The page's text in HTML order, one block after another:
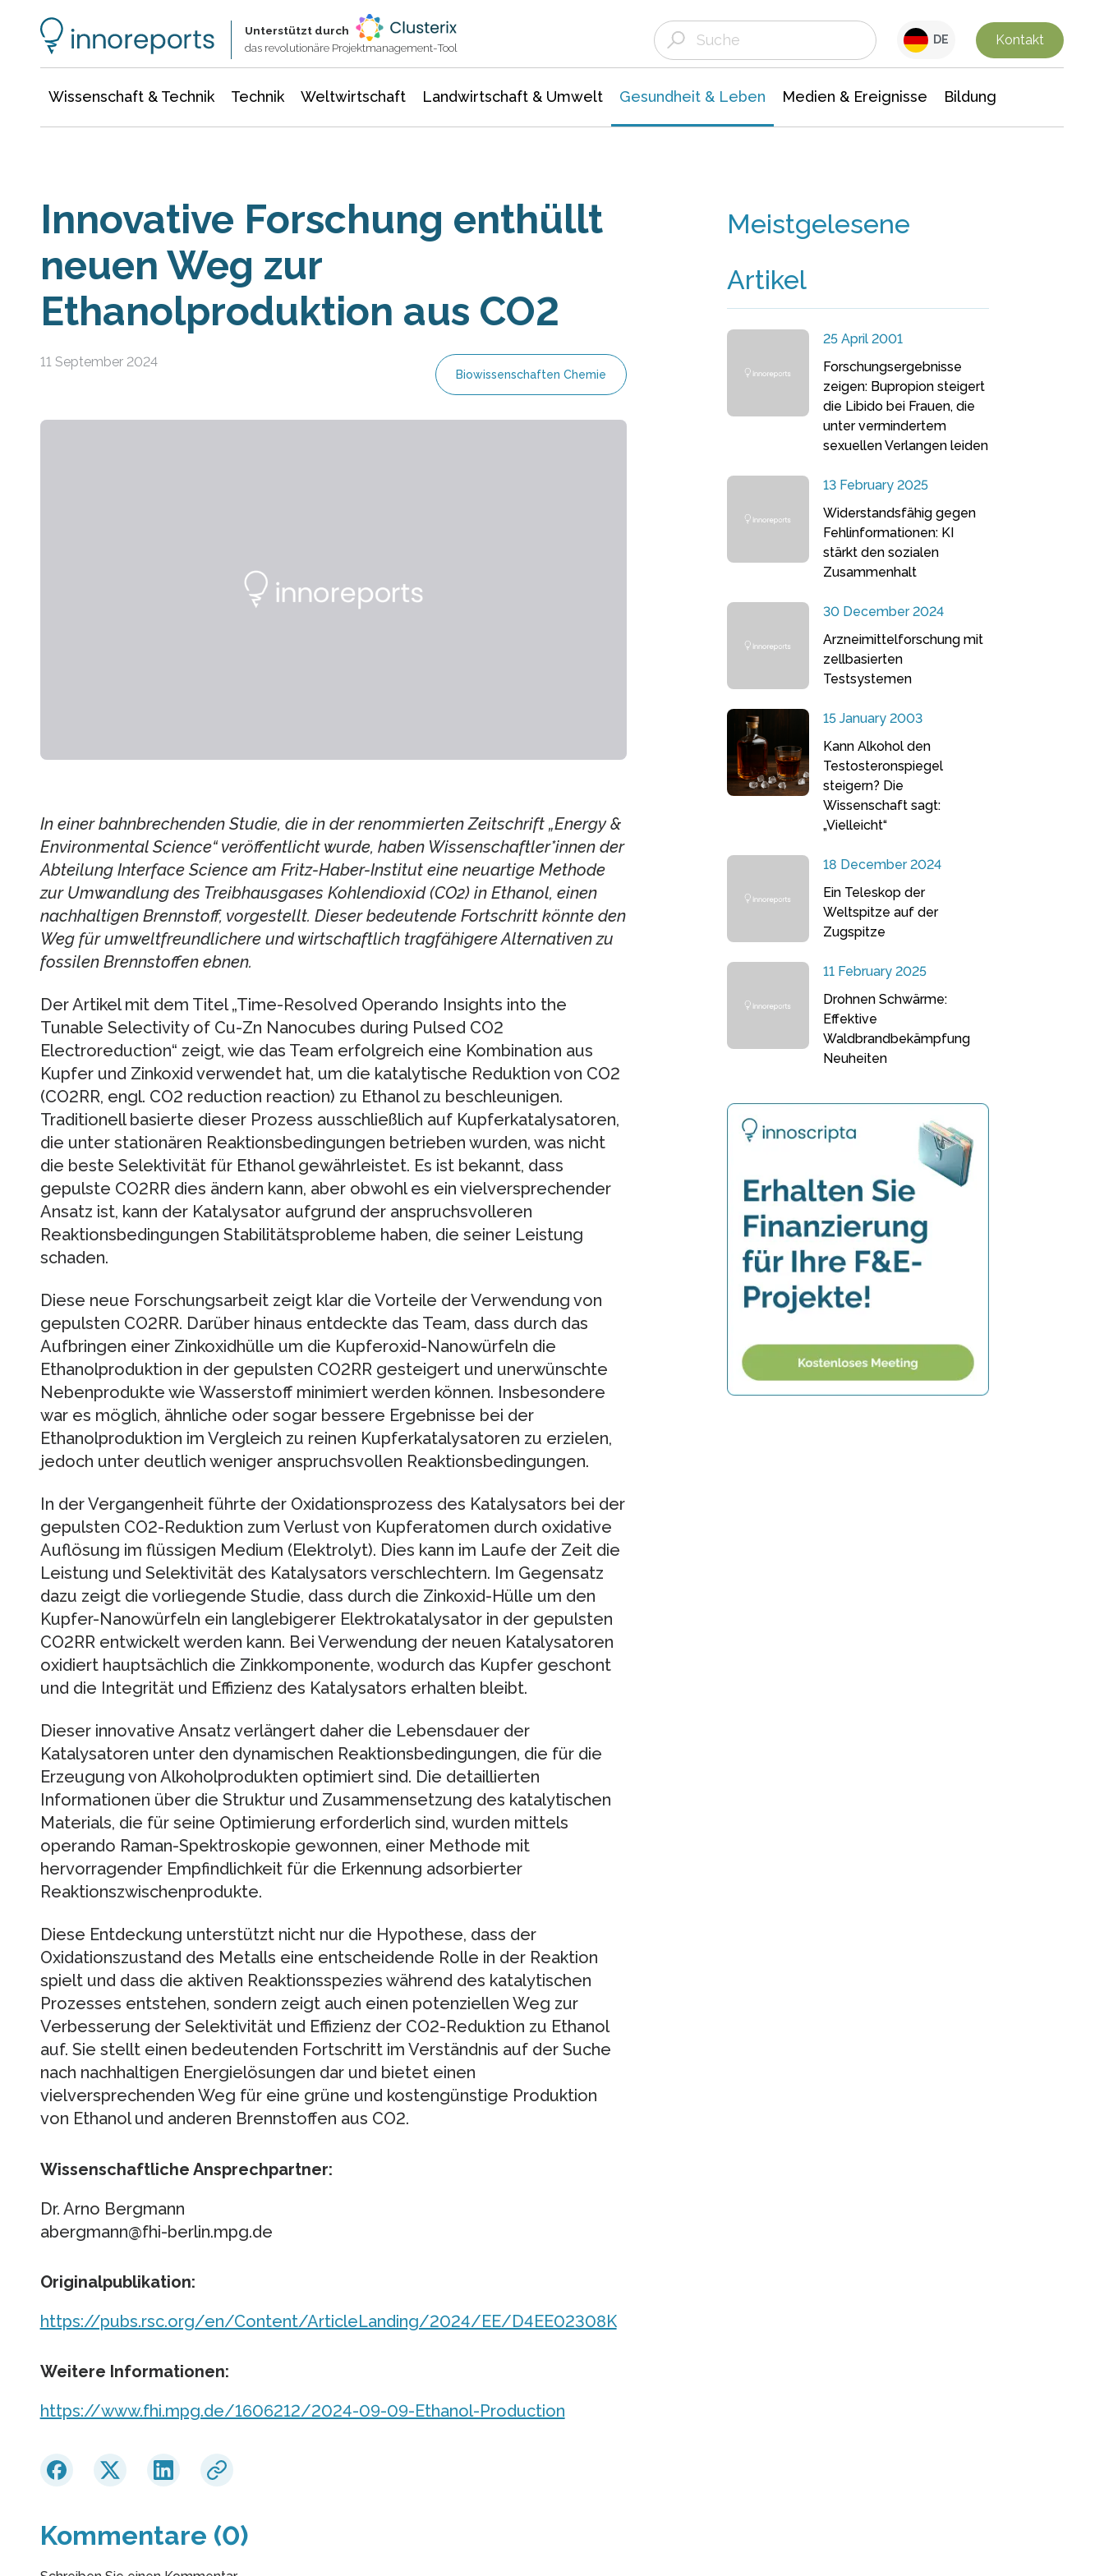
Unterstützt durch
das revolutionäre Projektmanagement-Tool
DE Kontakt
Wissenschaft & Technik Technik Weltwirtschaft Landwirtschaft & Umwelt Gesundheit & Leben Medien & Ereignisse Bildung
Innovative Forschung enthüllt
neuen Weg zur
Ethanolproduktion aus CO2
11 September 2024
Biowissenschaften Chemie
In einer bahnbrechenden Studie, die in der renommierten Zeitschrift „Energy &
Environmental Science“ veröffentlicht wurde, haben Wissenschaftler*innen der
Abteilung Interface Science am Fritz-Haber-Institut eine neuartige Methode
zur Umwandlung des Treibhausgases Kohlendioxid (CO2) in Ethanol, einen
nachhaltigen Brennstoff, vorgestellt. Dieser bedeutende Fortschritt könnte den
Weg für umweltfreundlichere und wirtschaftlich tragfähigere Alternativen zu
fossilen Brennstoffen ebnen.
Der Artikel mit dem Titel „Time-Resolved Operando Insights into the
Tunable Selectivity of Cu-Zn Nanocubes during Pulsed CO2
Electroreduction“ zeigt, wie das Team erfolgreich eine Kombination aus
Kupfer und Zinkoxid verwendet hat, um die katalytische Reduktion von CO2
(CO2RR, engl. CO2 reduction reaction) zu Ethanol zu beschleunigen.
Traditionell basierte dieser Prozess ausschließlich auf Kupferkatalysatoren,
die unter stationären Reaktionsbedingungen betrieben wurden, was nicht
die beste Selektivität für Ethanol gewährleistet. Es ist bekannt, dass
gepulste CO2RR dies ändern kann, aber obwohl es ein vielversprechender
Ansatz ist, kann der Katalysator aufgrund der anspruchsvolleren
Reaktionsbedingungen Stabilitätsprobleme haben, die seiner Leistung
schaden.
Diese neue Forschungsarbeit zeigt klar die Vorteile der Verwendung von
gepulsten CO2RR. Darüber hinaus entdeckte das Team, dass durch das
Aufbringen einer Zinkoxidhülle um die Kupferoxid-Nanowürfeln die
Ethanolproduktion in der gepulsten CO2RR gesteigert und unerwünschte
Nebenprodukte wie Wasserstoff minimiert werden können. Insbesondere
war es möglich, ähnliche oder sogar bessere Ergebnisse bei der
Ethanolproduktion im Vergleich zu reinen Kupferkatalysatoren zu erzielen,
jedoch unter deutlich weniger anspruchsvollen Reaktionsbedingungen.
In der Vergangenheit führte der Oxidationsprozess des Katalysators bei der
gepulsten CO2-Reduktion zum Verlust von Kupferatomen durch oxidative
Auflösung im flüssigen Medium (Elektrolyt). Dies kann im Laufe der Zeit die
Leistung und Selektivität des Katalysators verschlechtern. Im Gegensatz
dazu zeigt die vorliegende Studie, dass durch die Zinkoxid-Hülle um den
Kupfer-Nanowürfeln ein langlebigerer Elektrokatalysator in der gepulsten
CO2RR entwickelt werden kann. Bei Verwendung der neuen Katalysatoren
oxidiert hauptsächlich die Zinkkomponente, wodurch das Kupfer geschont
und die Integrität und Effizienz des Katalysators erhalten bleibt.
Dieser innovative Ansatz verlängert daher die Lebensdauer der
Katalysatoren unter den dynamischen Reaktionsbedingungen, die für die
Erzeugung von Alkoholprodukten optimiert sind. Die detaillierten
Informationen über die Struktur und Zusammensetzung des katalytischen
Materials, die für seine Optimierung erforderlich sind, wurden mittels
operando Raman-Spektroskopie gewonnen, einer Methode mit
hervorragender Empfindlichkeit für die Erkennung adsorbierter
Reaktionszwischenprodukte.
Diese Entdeckung unterstützt nicht nur die Hypothese, dass der
Oxidationszustand des Metalls eine entscheidende Rolle in der Reaktion
spielt und dass die aktiven Reaktionsspezies während des katalytischen
Prozesses entstehen, sondern zeigt auch einen potenziellen Weg zur
Verbesserung der Selektivität und Effizienz der CO2-Reduktion zu Ethanol
auf. Sie stellt einen bedeutenden Fortschritt im Verständnis auf der Suche
nach nachhaltigen Energielösungen dar und bietet einen
vielversprechenden Weg für eine grüne und kostengünstige Produktion
von Ethanol und anderen Brennstoffen aus CO2.
Wissenschaftliche Ansprechpartner:
Dr. Arno Bergmann
abergmann@fhi-berlin.mpg.de
Originalpublikation:
https://pubs.rsc.org/en/Content/ArticleLanding/2024/EE/D4EE02308K
Weitere Informationen:
https://www.fhi.mpg.de/1606212/2024-09-09-Ethanol-Production
Kommentare (0)
Meistgelesene
Artikel
25 April 2001
Forschungsergebnisse
zeigen: Bupropion steigert
die Libido bei Frauen, die
unter vermindertem
sexuellen Verlangen leiden
13 February 2025
Widerstandsfähig gegen
Fehlinformationen: KI
stärkt den sozialen
Zusammenhalt
30 December 2024
Arzneimittelforschung mit
zellbasierten
Testsystemen
15 January 2003
Kann Alkohol den
Testosteronspiegel
steigern? Die
Wissenschaft sagt:
„Vielleicht“
18 December 2024
Ein Teleskop der
Weltspitze auf der
Zugspitze
11 February 2025
Drohnen Schwärme:
Effektive
Waldbrandbekämpfung
Neuheiten